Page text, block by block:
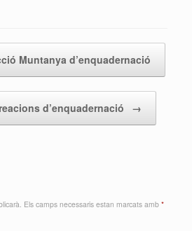
Muntanya d’enquadernació
d’enquadernació →
Els camps necessaris estan marcats amb *